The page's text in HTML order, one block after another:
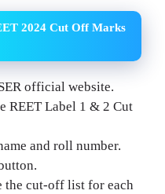
2024 Cut Off Marks
official website.
REET Label 1 & 2 Cut
and roll number.
the cut-off list for each